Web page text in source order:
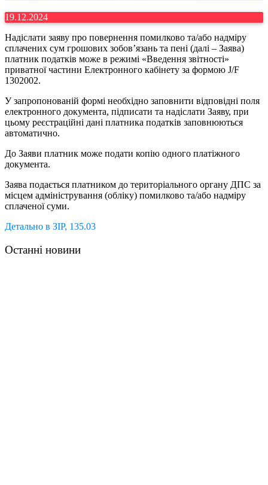
19.12.2024
Надіслати заяву про повернення помилково та/або надміру
сплачених сум грошових зобов’язань та пені (далі – Заява)
платник податків може в режимі «Введення звітності»
приватної частини Електронного кабінету за формою J/F
1302002.
У запропонованій формі необхідно заповнити відповідні поля
електронного документа, підписати та надіслати Заяву, при
цьому реєстраційні дані платника податків заповнюються
автоматично.
До Заяви платник може подати копію одного платіжного
документа.
Заява подається платником до територіального органу ДПС за
місцем адміністрування (обліку) помилково та/або надміру
сплаченої суми.
Детально в ЗІР, 135.03
Останні новини